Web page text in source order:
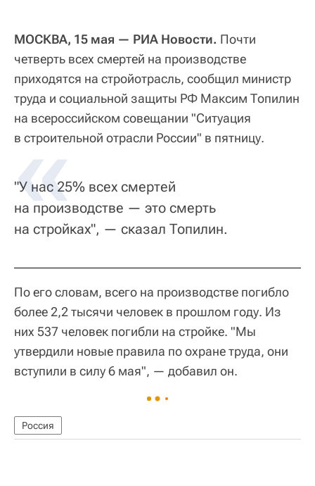
МОСКВА, 15 мая — РИА Новости. Почти
четверть всех смертей на производстве
приходятся на стройотрасль, сообщил министр
труда и социальной защиты РФ Максим Топилин
на всероссийском совещании "Ситуация
в строительной отрасли России" в пятницу.
"У нас 25% всех смертей
на производстве — это смерть
на стройках", — сказал Топилин.
По его словам, всего на производстве погибло
более 2,2 тысячи человек в прошлом году. Из
них 537 человек погибли на стройке. "Мы
утвердили новые правила по охране труда, они
вступили в силу 6 мая", — добавил он.
Россия